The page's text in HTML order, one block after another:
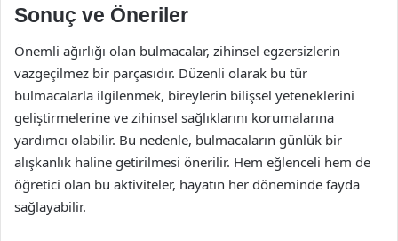
Sonuç ve Öneriler
Önemli ağırlığı olan bulmacalar, zihinsel egzersizlerin
vazgeçilmez bir parçasıdır. Düzenli olarak bu tür
bulmacalarla ilgilenmek, bireylerin bilişsel yeteneklerini
geliştirmelerine ve zihinsel sağlıklarını korumalarına
yardımcı olabilir. Bu nedenle, bulmacaların günlük bir
alışkanlık haline getirilmesi önerilir. Hem eğlenceli hem de
öğretici olan bu aktiviteler, hayatın her döneminde fayda
sağlayabilir.